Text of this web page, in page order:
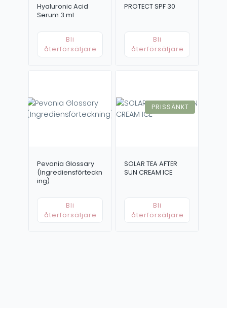
Hyaluronic Acid
Serum 3 ml
Bli
återförsäljare
PROTECT SPF 30
Bli
återförsäljare
Pevonia Glossary
(Ingrediensförteckn
ing)
Bli
återförsäljare
PRISSÄNKT
SOLAR TEA AFTER
SUN CREAM ICE
Bli
återförsäljare